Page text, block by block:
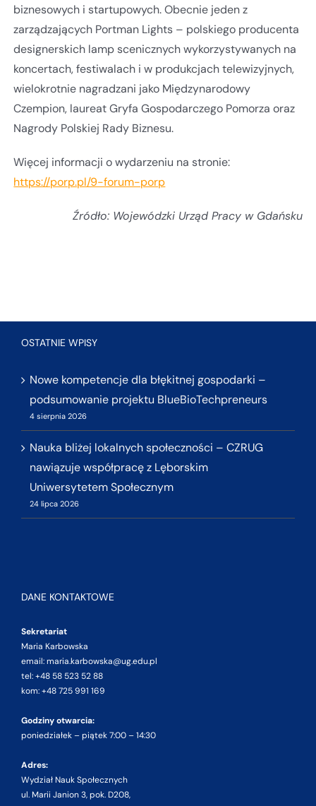
biznesowych i startupowych. Obecnie jeden z
zarządzających Portman Lights – polskiego producenta
designerskich lamp scenicznych wykorzystywanych na
koncertach, festiwalach i w produkcjach telewizyjnych,
wielokrotnie nagradzani jako Międzynarodowy
Czempion, laureat Gryfa Gospodarczego Pomorza oraz
Nagrody Polskiej Rady Biznesu.
Więcej informacji o wydarzeniu na stronie:
https://porp.pl/9-forum-porp
Źródło: Wojewódzki Urząd Pracy w Gdańsku
OSTATNIE WPISY
Nowe kompetencje dla błękitnej gospodarki –
podsumowanie projektu BlueBioTechpreneurs
4 sierpnia 2026
Nauka bliżej lokalnych społeczności – CZRUG
nawiązuje współpracę z Lęborskim
Uniwersytetem Społecznym
24 lipca 2026
DANE KONTAKTOWE
Sekretariat
Maria Karbowska
email: maria.karbowska@ug.edu.pl
tel: +48 58 523 52 88
kom: +48 725 991 169
Godziny otwarcia:
poniedziałek – piątek 7:00 – 14:30
Adres:
Wydział Nauk Społecznych
ul. Marii Janion 3, pok. D208,